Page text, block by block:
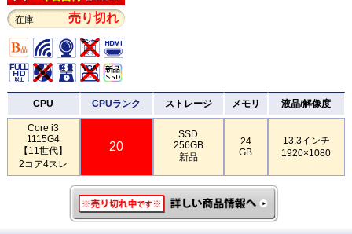
在庫 売り切れ
CPU CPUランク ストレージ メモリ 液晶/解像度
Core i3
1115G4
【11世代】
2コア4スレ
20
SSD
256GB
新品
24
GB
13.3インチ
1920×1080